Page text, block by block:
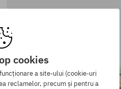
cookies
a site-ului (cookie-uri
reclamelor, precum și pentru a